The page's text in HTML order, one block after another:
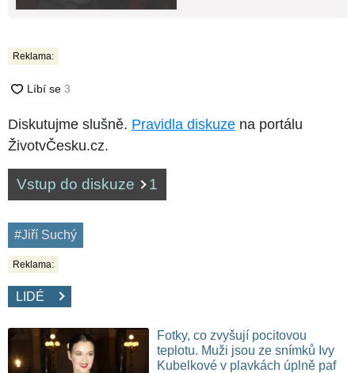
Reklama:
Diskutujme slušně. Pravidla diskuze na portálu
ŽivotvČesku.cz.
Vstup do diskuze 1
#Jiří Suchý
Reklama:
LIDÉ
Fotky, co zvyšují pocitovou
teplotu. Muži jsou ze snímků Ivy
Kubelkové v plavkách úplně paf